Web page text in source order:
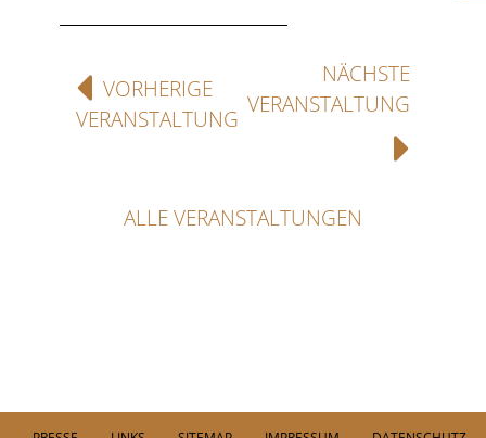
VORHERIGE
VERANSTALTUNG
NÄCHSTE
VERANSTALTUNG
ALLE VERANSTALTUNGEN